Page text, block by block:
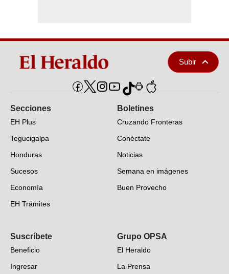
Subir
Secciones
EH Plus
Tegucigalpa
Honduras
Sucesos
Economía
EH Trámites
EH Verifica
Fotogalerías
Deportes
Boletines
Cruzando Fronteras
Conéctate
Noticias
Semana en imágenes
Buen Provecho
Suscríbete
Beneficio
Ingresar
Grupo OPSA
El Heraldo
La Prensa